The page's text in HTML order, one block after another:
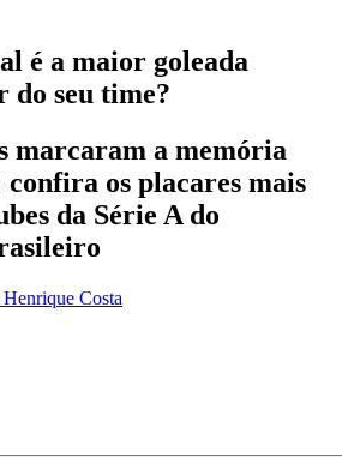
é a maior goleada
do seu time?
marcaram a memória
confira os placares mais
da Série A do
Costa